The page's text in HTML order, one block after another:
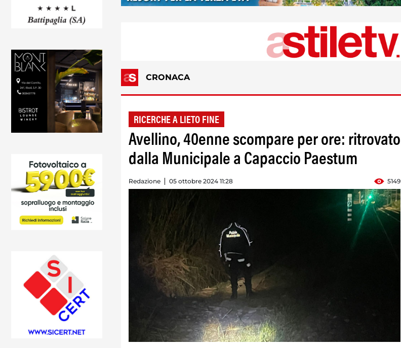
CRONACA
RICERCHE A LIETO FINE
Avellino, 40enne scompare per ore: ritrovato
dalla Municipale a Capaccio Paestum
Redazione 05 ottobre 2024 11:28 5149